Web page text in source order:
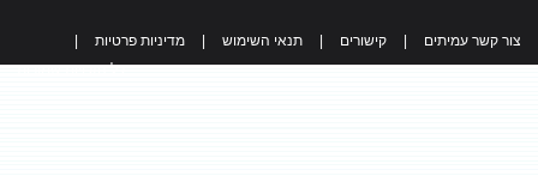
צור קשר עמיתים קישורים תנאי השימוש מדיניות פרטיות
כל הזכויות שמורות